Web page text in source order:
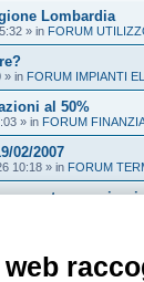
Lombardia
» in FORUM
» in FORUM IMPIANTI
al 50%
» in FORUM
02/2007
10:18 » in FORUM
16:35 » in FORUM